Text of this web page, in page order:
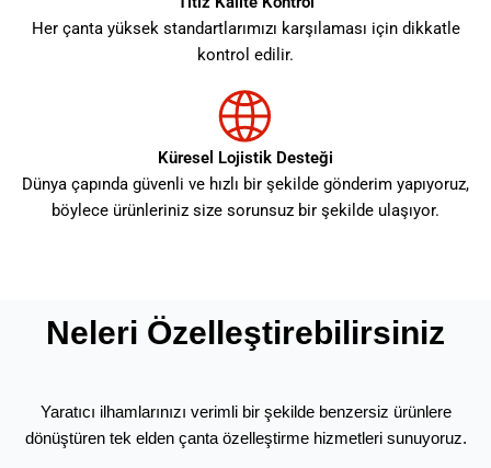
Her çanta yüksek standartlarımızı karşılaması için dikkatle
kontrol edilir.
Küresel Lojistik Desteği
Dünya çapında güvenli ve hızlı bir şekilde gönderim yapıyoruz,
böylece ürünleriniz size sorunsuz bir şekilde ulaşıyor.
Neleri Özelleştirebilirsiniz
Yaratıcı ilhamlarınızı verimli bir şekilde benzersiz ürünlere
dönüştüren tek elden çanta özelleştirme hizmetleri sunuyoruz.